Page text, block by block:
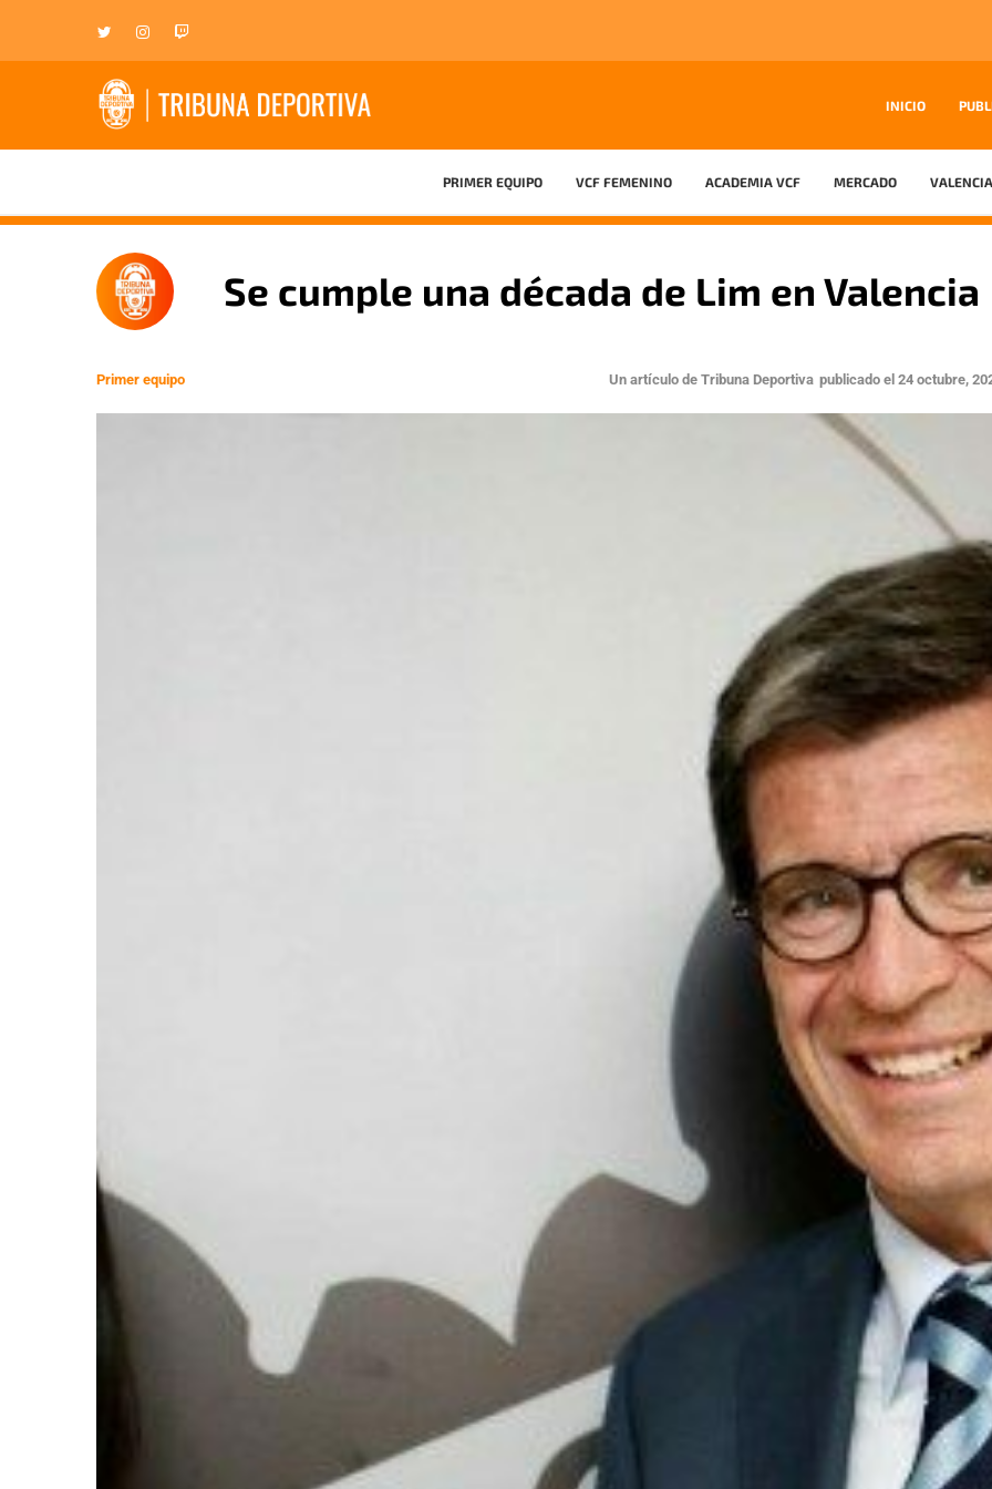
INICIO
PRIMER EQUIPO VCF FEMENINO ACADEMIA VCF MERCADO
Se cumple una década de Lim en Valencia
Primer equipo Un artículo de Tribuna Deportiva publicado el 24 octubre,
Ir a su web